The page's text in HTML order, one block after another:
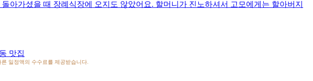
아가셨을 때 장례식장에 오지도 않았어요. 할머니가 진노하셔서 고모에게는 할아버지
맛집
일정액의 수수료를 제공받습니다.